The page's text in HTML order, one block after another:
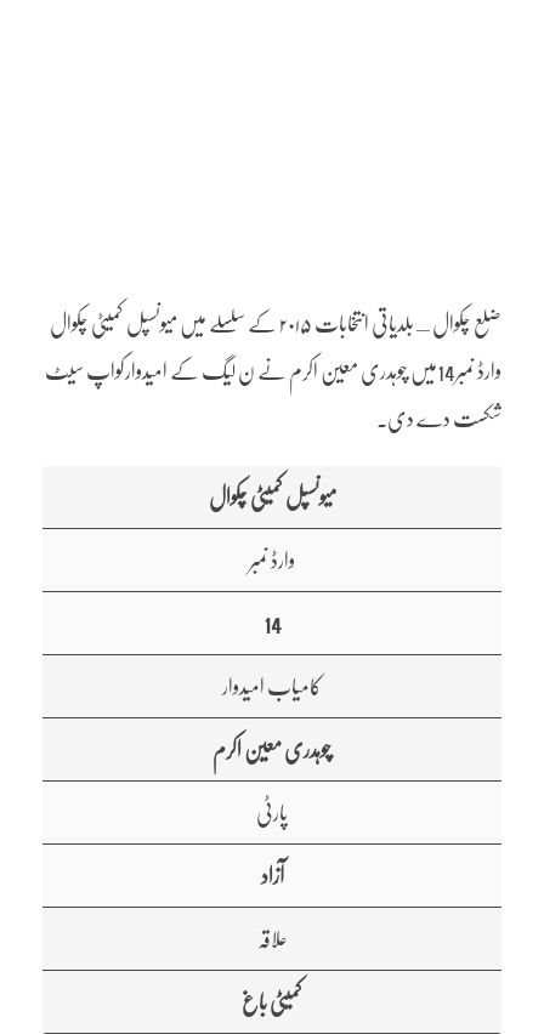
ضلع چکوال ـ بلدیاتی انتخابات ۲۰۱۵ کے سلسلے میں میونسپل کمیٹی چکوال
وارڈ نمبر14میں چوہدری معین اکرم نے ن لیگ کے امیدوارکواپ سیٹ
شکست دے دی۔
میونسپل کمیٹی چکوال
وارڈ نمبر
14
کامیاب امیدوار
چوہدری معین اکرم
پارٹی
آزاد
علاقہ
کمیٹی باغ